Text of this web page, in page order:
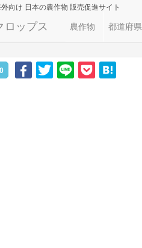
向け 日本の農作物 販売促進サイト
ロップス 農作物 都道府県
0